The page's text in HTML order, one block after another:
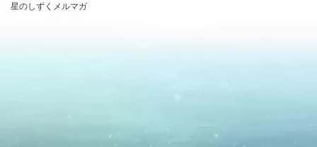
星のしずくメルマガ